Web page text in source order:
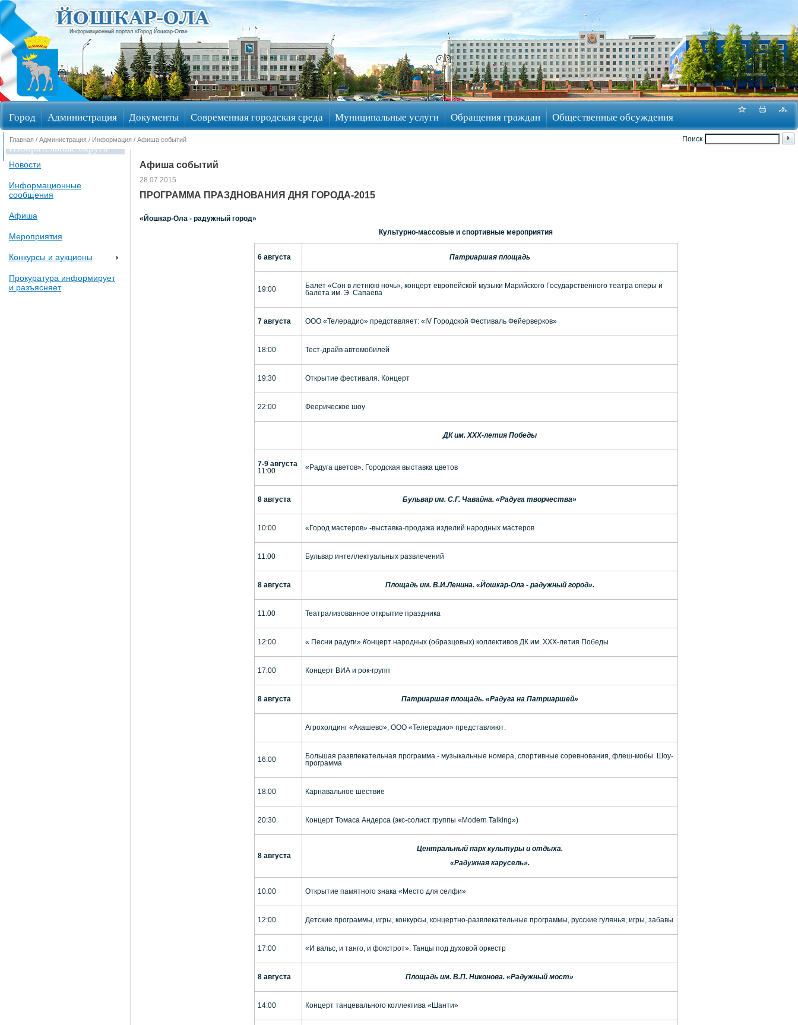
Информационный портал «Город Йошкар-Ола»
Город Администрация Документы Современная городская среда Муниципальные услуги Обращения граждан Общественные обсуждения
Избирательные округа
Поиск
Главная / Администрация / Информация / Афиша событий
Новости
Информационные
сообщения
Афиша
Мероприятия
Конкурсы и аукционы
Прокуратура информирует
и разъясняет
Афиша событий
28.07.2015
ПРОГРАММА ПРАЗДНОВАНИЯ ДНЯ ГОРОДА-2015
«Йошкар-Ола - радужный город»
Культурно-массовые и спортивные мероприятия
6 августа Патриаршая площадь
19:00
Балет «Сон в летнюю ночь», концерт европейской музыки Марийского Государственного театра оперы и
балета им. Э. Сапаева
7 августа ООО «Телерадио» представляет: «IV Городской Фестиваль Фейерверков»
18:00 Тест-драйв автомобилей
19:30 Открытие фестиваля. Концерт
22:00 Феерическое шоу
ДК им. ХХХ-летия Победы
7-9 августа
11:00
«Радуга цветов». Городская выставка цветов
8 августа Бульвар им. С.Г. Чавайна. «Радуга творчества»
10:00 «Город мастеров»-выставка-продажа изделий народных мастеров
11:00 Бульвар интеллектуальных развлечений
8 августа Площадь им. В.И.Ленина. «Йошкар-Ола - радужный город».
11:00 Театрализованное открытие праздника
12:00 « Песни радуги». Концерт народных (образцовых) коллективов ДК им. XXX-летия Победы
17:00 Концерт ВИА и рок-групп
8 августа Патриаршая площадь. «Радуга на Патриаршей»
Агрохолдинг «Акашево», ООО «Телерадио» представляют:
16:00
Большая развлекательная программа - музыкальные номера, спортивные соревнования, флеш-мобы. Шоу-
программа
18:00 Карнавальное шествие
20:30 Концерт Томаса Андерса (экс-солист группы «Modern Talking»)
8 августа
Центральный парк культуры и отдыха.
«Радужная карусель».
10.00 Открытие памятного знака «Место для селфи»
12:00 Детские программы, игры, конкурсы, концертно-развлекательные программы, русские гулянья, игры, забавы
17:00 «И вальс, и танго, и фокстрот». Танцы под духовой оркестр
8 августа Площадь им. В.П. Никонова. «Радужный мост»
14:00 Концерт танцевального коллектива «Шанти»